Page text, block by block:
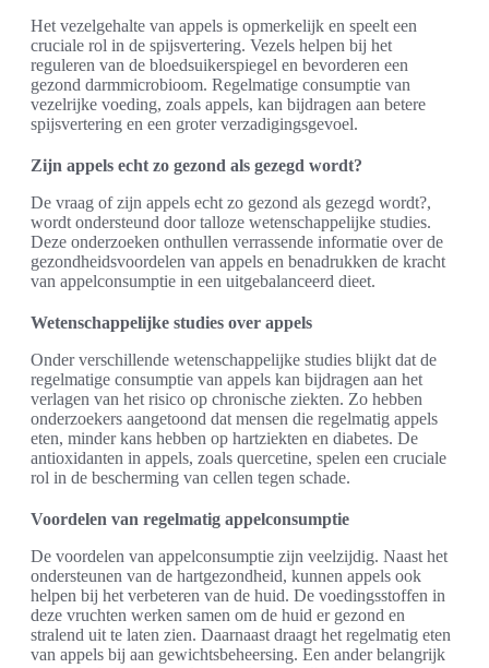
Het vezelgehalte van appels is opmerkelijk en speelt een
cruciale rol in de spijsvertering. Vezels helpen bij het
reguleren van de bloedsuikerspiegel en bevorderen een
gezond darmmicrobioom. Regelmatige consumptie van
vezelrijke voeding, zoals appels, kan bijdragen aan betere
spijsvertering en een groter verzadigingsgevoel.
Zijn appels echt zo gezond als gezegd wordt?
De vraag of zijn appels echt zo gezond als gezegd wordt?,
wordt ondersteund door talloze wetenschappelijke studies.
Deze onderzoeken onthullen verrassende informatie over de
gezondheidsvoordelen van appels en benadrukken de kracht
van appelconsumptie in een uitgebalanceerd dieet.
Wetenschappelijke studies over appels
Onder verschillende wetenschappelijke studies blijkt dat de
regelmatige consumptie van appels kan bijdragen aan het
verlagen van het risico op chronische ziekten. Zo hebben
onderzoekers aangetoond dat mensen die regelmatig appels
eten, minder kans hebben op hartziekten en diabetes. De
antioxidanten in appels, zoals quercetine, spelen een cruciale
rol in de bescherming van cellen tegen schade.
Voordelen van regelmatig appelconsumptie
De voordelen van appelconsumptie zijn veelzijdig. Naast het
ondersteunen van de hartgezondheid, kunnen appels ook
helpen bij het verbeteren van de huid. De voedingsstoffen in
deze vruchten werken samen om de huid er gezond en
stralend uit te laten zien. Daarnaast draagt het regelmatig eten
van appels bij aan gewichtsbeheersing. Een ander belangrijk